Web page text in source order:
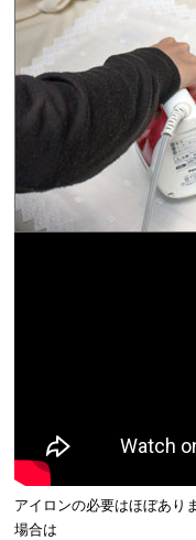
アイロンの必要はほぼあり
場合は